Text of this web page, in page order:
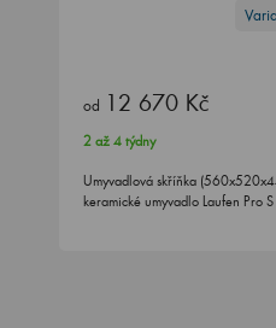
od 12 670 Kč
2 až 4 týdny
Umyvadlová skříňka
keramické umyvadlo Laufen Pro